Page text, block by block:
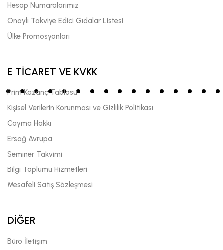
Hesap Numaralarımız
Onaylı Takviye Edici Gıdalar Listesi
Ülke Promosyonları
E TİCARET VE KVKK
Prim Kazanç Tablosu
Kişisel Verilerin Korunması ve Gizlilik Politikası
Cayma Hakkı
Ersağ Avrupa
Seminer Takvimi
Bilgi Toplumu Hizmetleri
Mesafeli Satış Sözleşmesi
DİĞER
Büro İletişim